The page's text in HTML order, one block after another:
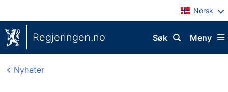
Norsk
Regjeringen.no Meny
Søk
Nyheter